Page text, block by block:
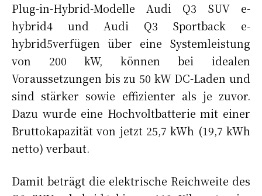
Plug-in-Hybrid-Modelle Audi Q3 SUV e-
hybrid4 und Audi Q3 Sportback e-
hybrid5verfügen über eine Systemleistung
von 200 kW, können bei idealen
Voraussetzungen bis zu 50 kW DC-Laden und
sind stärker sowie effizienter als je zuvor.
Dazu wurde eine Hochvoltbatterie mit einer
Bruttokapazität von jetzt 25,7 kWh (19,7 kWh
netto) verbaut.
Damit beträgt die elektrische Reichweite des